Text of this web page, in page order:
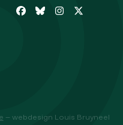
Facebook
BlueskyInstagram
Twitter
– webdesign Louis Bruyneel